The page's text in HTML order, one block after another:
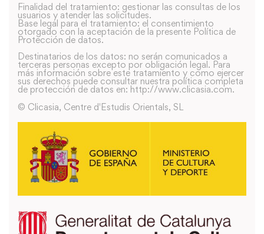
Finalidad del tratamiento: gestionar las consultas de los
usuarios y atender las solicitudes.
Base legal para el tratamiento: el consentimiento
otorgado con la aceptación de la presente Política de
Protección de datos.
Destinatarios de los datos: no serán comunicados a
terceras personas excepto por obligación legal. Para
más información sobre este tratamiento y como ejercer
sus derechos puede consultar nuestra política completa
de protección de datos en: http://www.clicasia.com.
© Clicasia, Centre d'Estudis Orientals, SL